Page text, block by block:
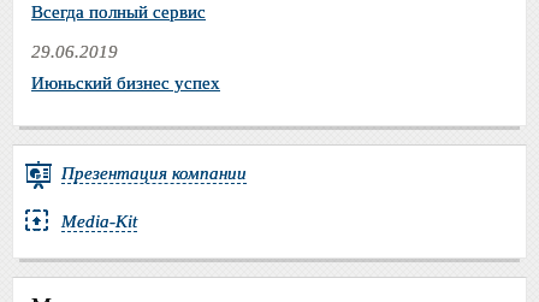
Всегда полный сервис
29.06.2019
Июньский бизнес успех
Презентация компании
Media-Kit